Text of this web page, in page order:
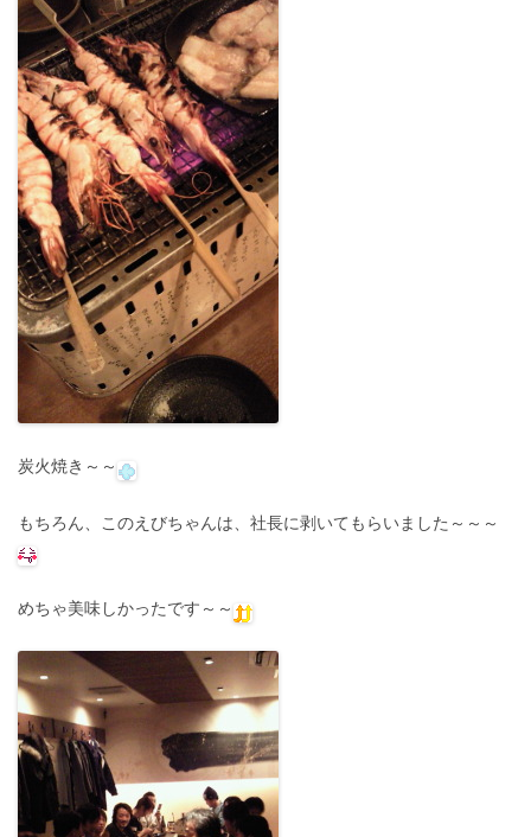
炭火焼き～～
もちろん、このえびちゃんは、社長に剥いてもらいました～～～
めちゃ美味しかったです～～